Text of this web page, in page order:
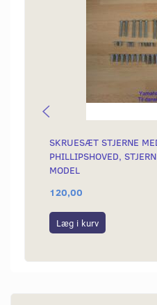
SKRUESÆT STJERNE
PHILLIPSHOVED,
MODEL
120,00
Læg i kurv